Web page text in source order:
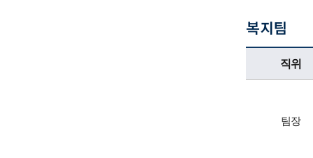
복지팀
복지팀업무담당자의 정보로 직위, 전화번호, 담당업무를 안내하고 있습니다
직위
팀장